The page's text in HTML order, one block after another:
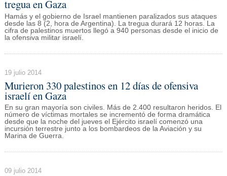
tregua en Gaza
Hamás y el gobierno de Israel mantienen paralizados sus ataques
desde las 8 (2, hora de Argentina). La tregua durará 12 horas. La
cifra de palestinos muertos llegó a 940 personas desde el inicio de
la ofensiva militar israelí.
19 julio 2014
Murieron 330 palestinos en 12 días de ofensiva
israelí en Gaza
En su gran mayoría son civiles. Más de 2.400 resultaron heridos. El
número de víctimas mortales se incrementó de forma dramática
desde que la noche del jueves el Ejército israelí comenzó una
incursión terrestre junto a los bombardeos de la Aviación y su
Marina de Guerra.
09 julio 2014